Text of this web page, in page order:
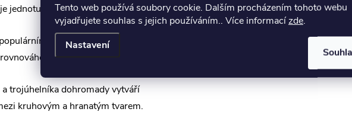
Tento web používá soubory cookie. Dalším procházením tohoto webu
vyjadřujete souhlas s jejich používáním.. Více informacízde.
Nastavení
jednotu, dokonalost a nekonečnost.
tvarem v šperkařství. Je
a harmonií.
trojúhelníka dohromady vytváří
kruhovým a hranatým tvarem.